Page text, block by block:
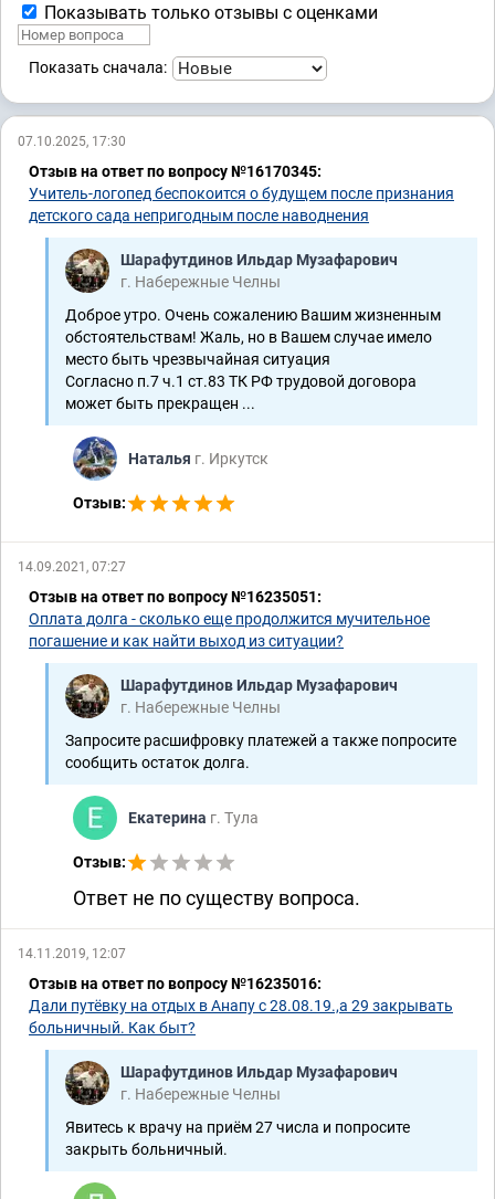
Показывать только отзывы с оценками
Показать сначала:
07.10.2025, 17:30
Отзыв на ответ по вопросу №16170345:
Учитель-логопед беспокоится о будущем после признания
детского сада непригодным после наводнения
Шарафутдинов Ильдар Музафарович
г. Набережные Челны
Доброе утро. Очень сожалению Вашим жизненным
обстоятельствам! Жаль, но в Вашем случае имело
место быть чрезвычайная ситуация
Согласно п.7 ч.1 ст.83 ТК РФ трудовой договора
может быть прекращен ...
Наталья г. Иркутск
Отзыв:
14.09.2021, 07:27
Отзыв на ответ по вопросу №16235051:
Оплата долга - сколько еще продолжится мучительное
погашение и как найти выход из ситуации?
Шарафутдинов Ильдар Музафарович
г. Набережные Челны
Запросите расшифровку платежей а также попросите
сообщить остаток долга.
Екатерина г. Тула
Отзыв:
Ответ не по существу вопроса.
14.11.2019, 12:07
Отзыв на ответ по вопросу №16235016:
Дали путёвку на отдых в Анапу с 28.08.19.,а 29 закрывать
больничный. Как быт?
Шарафутдинов Ильдар Музафарович
г. Набережные Челны
Явитесь к врачу на приём 27 числа и попросите
закрыть больничный.